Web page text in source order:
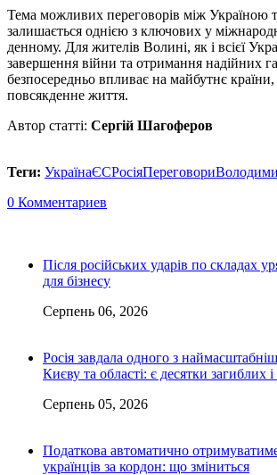
Тема можливих переговорів між Україною
залишається однією з ключових у
денному. Для жителів Волині, як і всієї
завершення війни та отримання надійних
безпосередньо впливає на майбутнє країни,
повсякденне життя.
Автор статті: Сергій Шагоферов
Теги: УкраїнаЄСРосіяПереговори
0 Комментариев
Після російських ударів по складах
для бізнесу
Серпень 06, 2026
Росія завдала одного з
Києву та області: є десятки загиблих
Серпень 05, 2026
Податкова автоматично
українців за кордон: що зміниться